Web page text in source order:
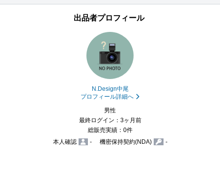
出品者プロフィール
N.Design中尾
プロフィール詳細へ
男性
最終ログイン：3ヶ月前
総販売実績：0件
本人確認
- 機密保持契約(NDA) -